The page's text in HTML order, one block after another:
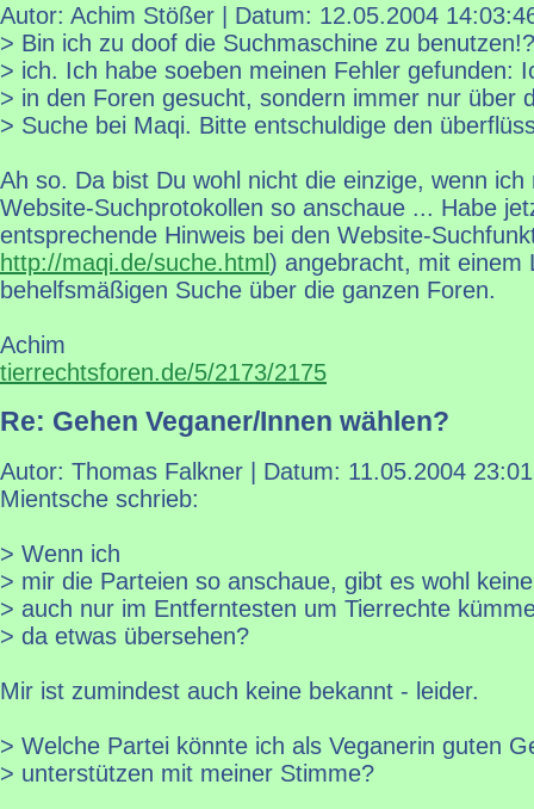
Autor: Achim Stößer | Datum: 12.05.2004
> Bin ich zu doof die Suchmaschine zu
> ich. Ich habe soeben meinen Fehler gefunden:
> in den Foren gesucht, sondern immer nur über
> Suche bei Maqi. Bitte entschuldige den
Ah so. Da bist Du wohl nicht die einzige, wenn
Website-Suchprotokollen so anschaue ... Habe
entsprechende Hinweis bei den Website-
http://maqi.de/suche.html ) angebracht, mit einem
behelfsmäßigen Suche über die ganzen Foren.
Achim
tierrechtsforen.de/5/2173/2175
Re: Gehen Veganer/Innen wählen?
Autor: Thomas Falkner | Datum: 11.05.2004
Mientsche schrieb:
> Wenn ich
> mir die Parteien so anschaue, gibt es wohl
> auch nur im Entferntesten um Tierrechte
> da etwas übersehen?
Mir ist zumindest auch keine bekannt - leider.
> Welche Partei könnte ich als Veganerin guten
> unterstützen mit meiner Stimme?